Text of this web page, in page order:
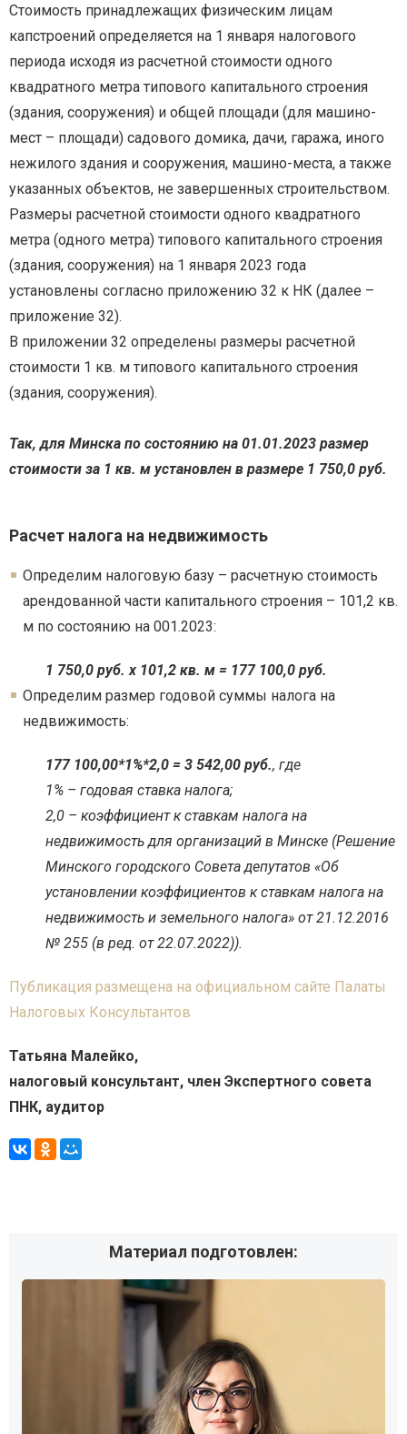
Стоимость принадлежащих физическим лицам
капстроений определяется на 1 января налогового
периода исходя из расчетной стоимости одного
квадратного метра типового капитального строения
(здания, сооружения) и общей площади (для машино-
мест – площади) садового домика, дачи, гаража, иного
нежилого здания и сооружения, машино-места, а также
указанных объектов, не завершенных строительством.
Размеры расчетной стоимости одного квадратного
метра (одного метра) типового капитального строения
(здания, сооружения) на 1 января 2023 года
установлены согласно приложению 32 к НК (далее –
приложение 32).
В приложении 32 определены размеры расчетной
стоимости 1 кв. м типового капитального строения
(здания, сооружения).
Так, для Минска по состоянию на 01.01.2023 размер
стоимости за 1 кв. м установлен в размере 1 750,0 руб.
Расчет налога на недвижимость
Определим налоговую базу – расчетную стоимость
арендованной части капитального строения – 101,2 кв.
м по состоянию на 001.2023:
1 750,0 руб. х 101,2 кв. м = 177 100,0 руб.
Определим размер годовой суммы налога на
недвижимость:
177 100,00*1%*2,0 = 3 542,00 руб., где
1% – годовая ставка налога;
2,0 – коэффициент к ставкам налога на
недвижимость для организаций в Минске (Решение
Минского городского Совета депутатов «Об
установлении коэффициентов к ставкам налога на
недвижимость и земельного налога» от 21.12.2016
№ 255 (в ред. от 22.07.2022)).
Публикация размещена на официальном сайте Палаты
Налоговых Консультантов
Татьяна Малейко,
налоговый консультант, член Экспертного совета
ПНК, аудитор
Материал подготовлен: